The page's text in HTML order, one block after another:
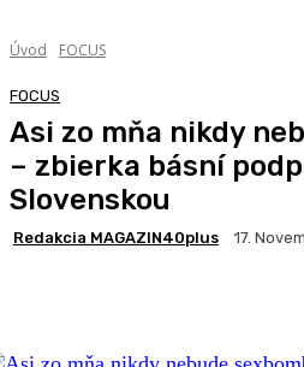
Úvod FOCUS
FOCUS
Asi zo mňa nikdy
– zbierka básní
Slovenskou
Redakcia MAGAZIN40plus 17.